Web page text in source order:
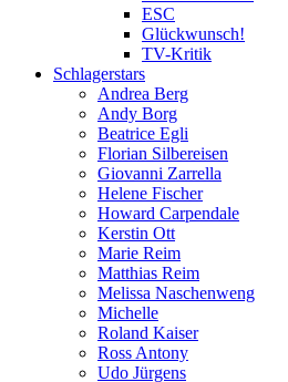
ESC
Glückwunsch!
TV-Kritik
Schlagerstars
Andrea Berg
Andy Borg
Beatrice Egli
Florian Silbereisen
Giovanni Zarrella
Helene Fischer
Howard Carpendale
Kerstin Ott
Marie Reim
Matthias Reim
Melissa Naschenweng
Michelle
Roland Kaiser
Ross Antony
Udo Jürgens